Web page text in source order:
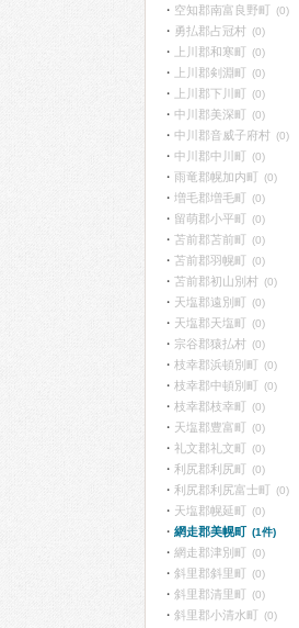
空知郡南富良野町 (0)
勇払郡占冠村 (0)
上川郡和寒町 (0)
上川郡剣淵町 (0)
上川郡下川町 (0)
中川郡美深町 (0)
中川郡音威子府村 (0)
中川郡中川町 (0)
雨竜郡幌加内町 (0)
増毛郡増毛町 (0)
留萌郡小平町 (0)
苫前郡苫前町 (0)
苫前郡羽幌町 (0)
苫前郡初山別村 (0)
天塩郡遠別町 (0)
天塩郡天塩町 (0)
宗谷郡猿払村 (0)
枝幸郡浜頓別町 (0)
枝幸郡中頓別町 (0)
枝幸郡枝幸町 (0)
天塩郡豊富町 (0)
礼文郡礼文町 (0)
利尻郡利尻町 (0)
利尻郡利尻富士町 (0)
天塩郡幌延町 (0)
網走郡美幌町 (1件)
網走郡津別町 (0)
斜里郡斜里町 (0)
斜里郡清里町 (0)
斜里郡小清水町 (0)